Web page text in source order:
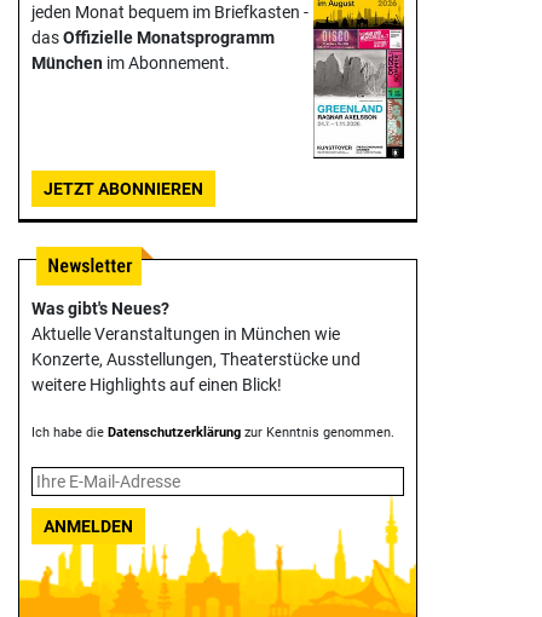
jeden Monat bequem im Briefkasten -
dasOffizielle Monats­programm
München im Abonnement.
JETZT ABONNIEREN
Was gibt's Neues?
Aktuelle Veranstaltungen in München wie
Konzerte, Ausstellungen, Theater­stücke und
weitere Highlights auf einen Blick!
Ich habe die Datenschutzerklärung zur Kenntnis genommen.
ANMELDEN